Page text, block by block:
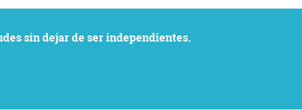
sin dejar de ser independientes.